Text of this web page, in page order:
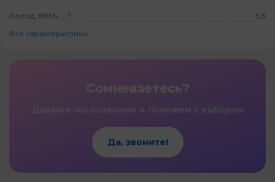
Холод, КВт/ч ?
5.3
Все характеристики
Сомневаетесь?
Давайте мы позвоним и поможем с выбором
Да, звоните!